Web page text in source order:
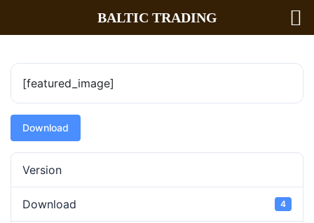
[featured_image]
Download
Version
Download 4
BALTIC TRADING